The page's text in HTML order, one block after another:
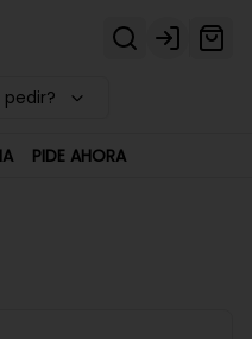
Login
PIDE AHORA